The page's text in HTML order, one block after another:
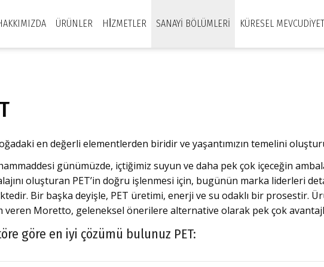
ÜRÜNLER HİZMETLER SANAYI BÖLÜMLERI KÜRESEL MEVCUDIYET
en değerli elementlerden biridir ve yaşantımızın temelini
günümüzde, içtiğimiz suyun ve daha pek çok içeceğin
oluşturan PET’in doğru işlenmesi için, bugünün marka liderleri
Bir başka deyişle, PET üretimi, enerji ve su odaklı bir prosestir.
veren Moretto, geleneksel önerilere alternative olarak pek çok
göre en iyi çözümü bulunuz PET: